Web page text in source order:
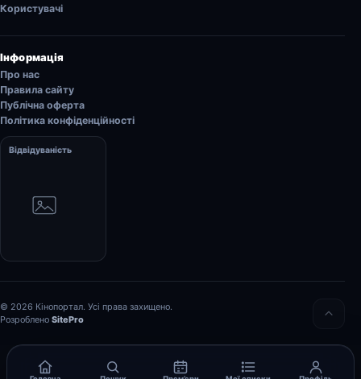
Користувачі
Інформація
Про нас
Правила сайту
Публічна оферта
Політика конфіденційності
Відвідуваність
© 2026 Кінопортал. Усі права захищено.
Розроблено SitePro